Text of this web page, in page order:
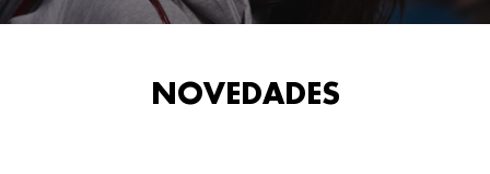
NOVEDADES